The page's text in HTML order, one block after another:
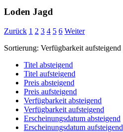
Loden Jagd
Zurück 1 2 3 4 5 6 Weiter
Sortierung: Verfügbarkeit aufsteigend
Titel absteigend
Titel aufsteigend
Preis absteigend
Preis aufsteigend
Verfügbarkeit absteigend
Verfügbarkeit aufsteigend
Erscheinungsdatum absteigend
Erscheinungsdatum aufsteigend